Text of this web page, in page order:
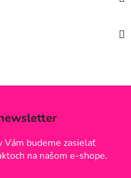
budeme zasielať
na našom e-shope.